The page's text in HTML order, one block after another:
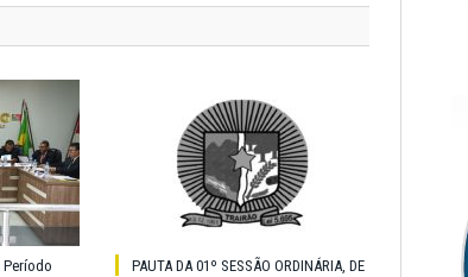
Período
PAUTA DA 01º SESSÃO ORDINÁRIA, DE